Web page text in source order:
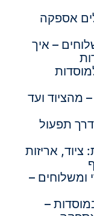
אספקה
– איך
מהציוד ועד
תפעול
ציוד, אריזות
ומשלוחים –
–